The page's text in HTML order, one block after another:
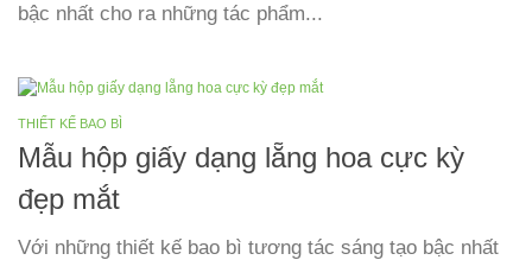
bậc nhất cho ra những tác phẩm...
THIẾT KẾ BAO BÌ
Mẫu hộp giấy dạng lẵng hoa cực kỳ
đẹp mắt
Với những thiết kế bao bì tương tác sáng tạo bậc nhất